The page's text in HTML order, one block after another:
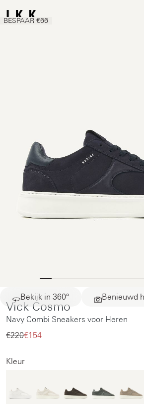
Bekijk in 360° Benieuwd
BESPAAR €66
Vick Cosmo
Navy Combi Sneakers voor Heren
€220‌€154‌
Kleur